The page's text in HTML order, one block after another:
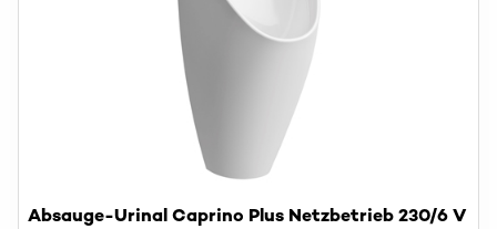
Absauge-Urinal Caprino Plus Netzbetrieb 230/6 V